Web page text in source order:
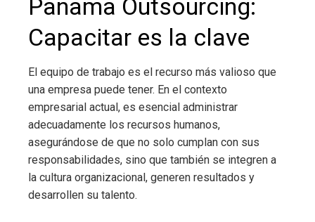
Panama Outsourcing:
Capacitar es la clave
El equipo de trabajo es el recurso más valioso que
una empresa puede tener. En el contexto
empresarial actual, es esencial administrar
adecuadamente los recursos humanos,
asegurándose de que no solo cumplan con sus
responsabilidades, sino que también se integren a
la cultura organizacional, generen resultados y
desarrollen su talento.